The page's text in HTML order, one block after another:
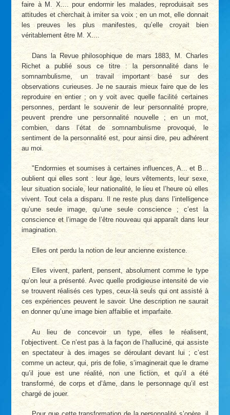
faire à M. X.... pour endormir les malades, reproduisait ses
attitudes et cherchait à imiter sa voix ; en un mot, elle donnait
les preuves les plus manifestes, qu’elle croyait bien
véritablement être M. X....
Dans la Revue philosophique de mars 1883, M. Charles
Richet a publié sous ce titre : la personnalité dans le
somnambulisme, un travail important basé sur des
observations curieuses. Je ne saurais mieux faire que de les
reproduire en entier ; on y voit avec quelle facilité certaines
personnes, perdant le souvenir de leur personnalité propre,
peuvent prendre une personnalité nouvelle ; en un mot,
combien, dans l’état de somnambulisme provoqué, le
sentiment de la personnalité est, pour ainsi dire, peu adhérent
au moi.
"Endormies et soumises à certaines influences, A... et B...
oublient qui elles sont : leur âge, leurs vêtements, leur sexe,
leur situation sociale, leur nationalité, le lieu et l’heure où elles
vivent. Tout cela a disparu. Il ne reste plus dans l’intelligence
qu’une seule image, qu’une seule conscience ; c’est la
conscience et l’image de l’être nouveau qui apparaît dans leur
imagination.
Elles ont perdu la notion de leur ancienne existence.
Elles vivent, parlent, pensent, absolument comme le type
qu’on leur a présenté. Avec quelle prodigieuse intensité de vie
se trouvent réalisés ces types, ceux-là seuls qui ont assisté à
ces expériences peuvent le savoir. Une description ne saurait
en donner qu’une image bien affaiblie et imparfaite.
Au lieu de concevoir un type, elles le réalisent,
l’objectivent. Ce n’est pas à la façon de l’halluciné, qui assiste
en spectateur à des images se déroulant devant lui ; c’est
comme un acteur, qui, pris de folie, s’imaginerait que le drame
qu’il joue est une réalité, non une fiction, et qu’il a été
transformé, de corps et d’âme, dans le personnage qu’il est
chargé de jouer.